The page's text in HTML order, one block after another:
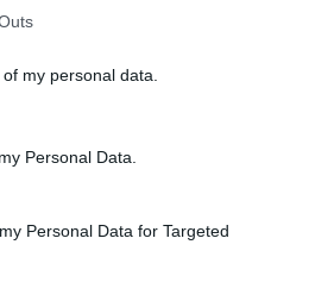
my personal data.
Personal Data.
Personal Data for Targeted